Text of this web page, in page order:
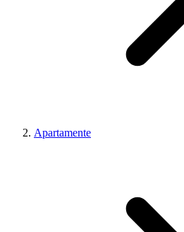
Apartamente